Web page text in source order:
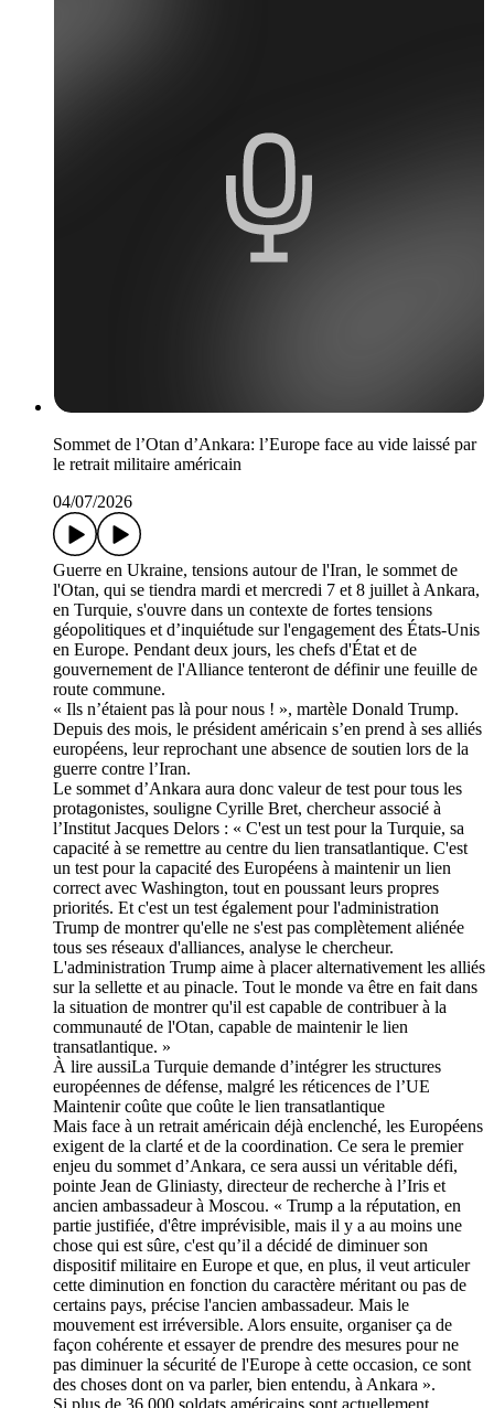
Sommet de l’Otan d’Ankara: l’Europe face au vide laissé par
le retrait militaire américain
04/07/2026
Guerre en Ukraine, tensions autour de l'Iran, le sommet de
l'Otan, qui se tiendra mardi et mercredi 7 et 8 juillet à Ankara,
en Turquie, s'ouvre dans un contexte de fortes tensions
géopolitiques et d’inquiétude sur l'engagement des États-Unis
en Europe. Pendant deux jours, les chefs d'État et de
gouvernement de l'Alliance tenteront de définir une feuille de
route commune.
« Ils n’étaient pas là pour nous ! », martèle Donald Trump.
Depuis des mois, le président américain s’en prend à ses alliés
européens, leur reprochant une absence de soutien lors de la
guerre contre l’Iran.
Le sommet d’Ankara aura donc valeur de test pour tous les
protagonistes, souligne Cyrille Bret, chercheur associé à
l’Institut Jacques Delors : « C'est un test pour la Turquie, sa
capacité à se remettre au centre du lien transatlantique. C'est
un test pour la capacité des Européens à maintenir un lien
correct avec Washington, tout en poussant leurs propres
priorités. Et c'est un test également pour l'administration
Trump de montrer qu'elle ne s'est pas complètement aliénée
tous ses réseaux d'alliances, analyse le chercheur.
L'administration Trump aime à placer alternativement les alliés
sur la sellette et au pinacle. Tout le monde va être en fait dans
la situation de montrer qu'il est capable de contribuer à la
communauté de l'Otan, capable de maintenir le lien
transatlantique. »
À lire aussiLa Turquie demande d’intégrer les structures
européennes de défense, malgré les réticences de l’UE
Maintenir coûte que coûte le lien transatlantique
Mais face à un retrait américain déjà enclenché, les Européens
exigent de la clarté et de la coordination. Ce sera le premier
enjeu du sommet d’Ankara, ce sera aussi un véritable défi,
pointe Jean de Gliniasty, directeur de recherche à l’Iris et
ancien ambassadeur à Moscou. « Trump a la réputation, en
partie justifiée, d'être imprévisible, mais il y a au moins une
chose qui est sûre, c'est qu’il a décidé de diminuer son
dispositif militaire en Europe et que, en plus, il veut articuler
cette diminution en fonction du caractère méritant ou pas de
certains pays, précise l'ancien ambassadeur. Mais le
mouvement est irréversible. Alors ensuite, organiser ça de
façon cohérente et essayer de prendre des mesures pour ne
pas diminuer la sécurité de l'Europe à cette occasion, ce sont
des choses dont on va parler, bien entendu, à Ankara ».
Si plus de 36 000 soldats américains sont actuellement